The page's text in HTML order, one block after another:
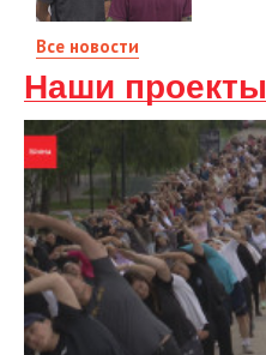
Все новости
Наши проекты